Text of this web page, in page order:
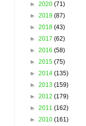
► 2020 (71)
► 2019 (87)
► 2018 (43)
► 2017 (62)
► 2016 (58)
► 2015 (75)
► 2014 (135)
► 2013 (159)
► 2012 (179)
► 2011 (162)
► 2010 (161)